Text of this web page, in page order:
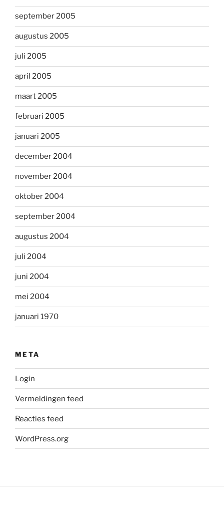
september 2005
augustus 2005
juli 2005
april 2005
maart 2005
februari 2005
januari 2005
december 2004
november 2004
oktober 2004
september 2004
augustus 2004
juli 2004
juni 2004
mei 2004
januari 1970
META
Login
Vermeldingen feed
Reacties feed
WordPress.org